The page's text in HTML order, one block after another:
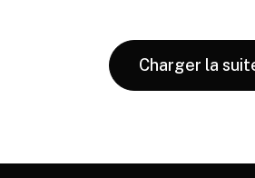
Charger la